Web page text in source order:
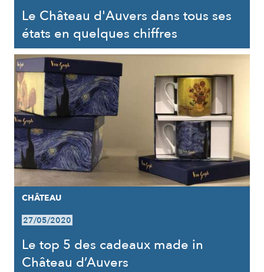
Le Château d'Auvers dans tous ses
états en quelques chiffres
CHÂTEAU
27/05/2020
Le top 5 des cadeaux made in
Château d’Auvers